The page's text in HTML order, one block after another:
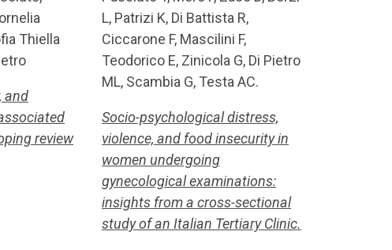
Thiella
and
review
L, Patrizi K, Di Battista R,
Ciccarone F, Mascilini F,
Teodorico E, Zinicola G, Di Pietro
ML, Scambia G, Testa AC.
Socio-psychological distress,
violence, and food insecurity in
women undergoing
gynecological examinations:
insights from a cross-sectional
study of an Italian Tertiary Clinic.